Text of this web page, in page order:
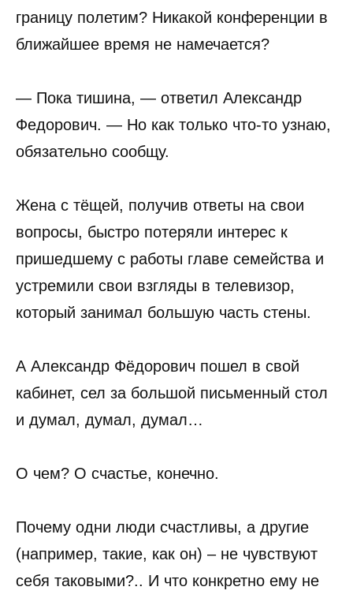
границу полетим? Никакой конференции в
ближайшее время не намечается?
— Пока тишина, — ответил Александр
Федорович. — Но как только что-то узнаю,
обязательно сообщу.
Жена с тёщей, получив ответы на свои
вопросы, быстро потеряли интерес к
пришедшему с работы главе семейства и
устремили свои взгляды в телевизор,
который занимал большую часть стены.
А Александр Фёдорович пошел в свой
кабинет, сел за большой письменный стол
и думал, думал, думал…
О чем? О счастье, конечно.
Почему одни люди счастливы, а другие
(например, такие, как он) – не чувствуют
себя таковыми?.. И что конкретно ему не